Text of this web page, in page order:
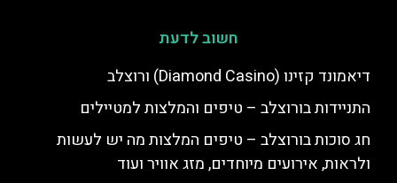
חשוב לדעת
דיאמונד קזינו (Diamond Casino) ורוצלב
התניידות בורוצלב – טיפים והמלצות למטיילים
חג סוכות בורוצלב – טיפים המלצות מה יש לעשות
ולראות, אירועים מיוחדים, מזג אוויר ועוד